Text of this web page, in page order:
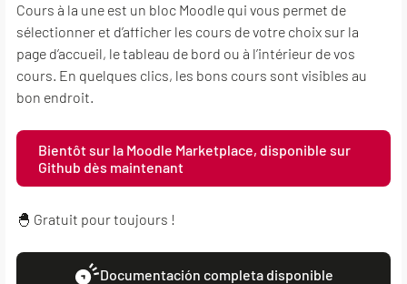
Cours à la une est un bloc Moodle qui vous permet de
sélectionner et d’afficher les cours de votre choix sur la
page d’accueil, le tableau de bord ou à l’intérieur de vos
cours. En quelques clics, les bons cours sont visibles au
bon endroit.
Bientôt sur la Moodle Marketplace, disponible sur
Github dès maintenant
🐣 Gratuit pour toujours !
Documentación completa disponible